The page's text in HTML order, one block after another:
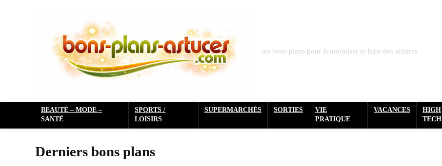
les bons plans pour économiser et faire des affaires
BEAUTÉ – MODE –
SANTÉ
SPORTS /
LOISIRS
SUPERMARCHÉS SORTIES
VIE
PRATIQUE
VACANCES
HIGH
TECH
Derniers bons plans